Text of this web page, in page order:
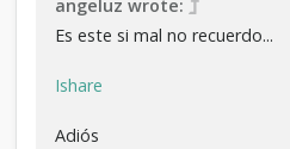
angeluz wrote:
Es este si mal no recuerdo...
Ishare
Adiós